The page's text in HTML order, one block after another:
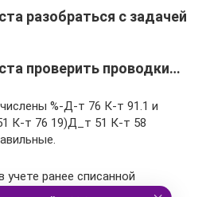
разобраться с задачей
проверить проводки…
%-Д-т 76 К-т 91.1 и
К-т 76 19)Д_т 51 К-т 58
ранее списанной
ее возврат в